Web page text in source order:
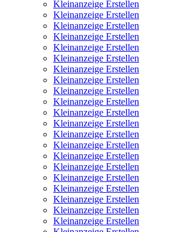
Kleinanzeige Erstellen
Kleinanzeige Erstellen
Kleinanzeige Erstellen
Kleinanzeige Erstellen
Kleinanzeige Erstellen
Kleinanzeige Erstellen
Kleinanzeige Erstellen
Kleinanzeige Erstellen
Kleinanzeige Erstellen
Kleinanzeige Erstellen
Kleinanzeige Erstellen
Kleinanzeige Erstellen
Kleinanzeige Erstellen
Kleinanzeige Erstellen
Kleinanzeige Erstellen
Kleinanzeige Erstellen
Kleinanzeige Erstellen
Kleinanzeige Erstellen
Kleinanzeige Erstellen
Kleinanzeige Erstellen
Kleinanzeige Erstellen